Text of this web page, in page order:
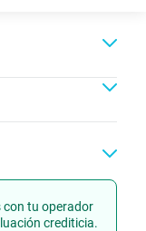
con tu operador
crediticia.